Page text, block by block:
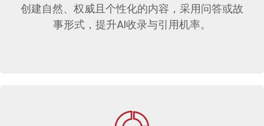
创建自然、权威且个性化的内容，采用问答或故
事形式，提升AI收录与引用机率。